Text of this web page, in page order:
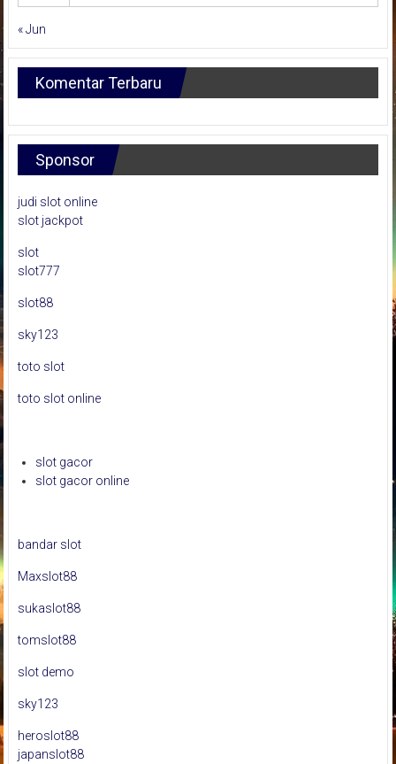
« Jun
Komentar Terbaru
Sponsor
judi slot online
slot jackpot
slot
slot777
slot88
sky123
toto slot
toto slot online
slot gacor
slot gacor online
bandar slot
Maxslot88
sukaslot88
tomslot88
slot demo
sky123
heroslot88
japanslot88